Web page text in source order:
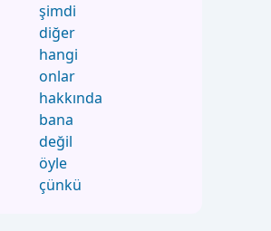
şimdi
diğer
hangi
onlar
hakkında
bana
değil
öyle
çünkü